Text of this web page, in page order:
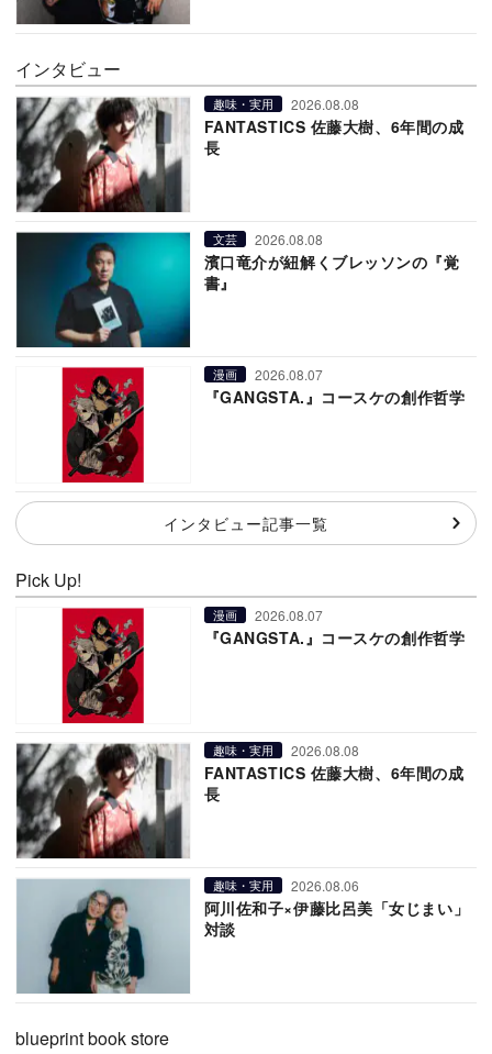
インタビュー
趣味・実用 2026.08.08
FANTASTICS 佐藤大樹、6年間の成
長
文芸 2026.08.08
濱口竜介が紐解くブレッソンの『覚
書』
漫画 2026.08.07
『GANGSTA.』コースケの創作哲学
インタビュー記事一覧
Pick Up!
漫画 2026.08.07
『GANGSTA.』コースケの創作哲学
趣味・実用 2026.08.08
FANTASTICS 佐藤大樹、6年間の成
長
趣味・実用 2026.08.06
阿川佐和子×伊藤比呂美「女じまい」
対談
blueprint book store